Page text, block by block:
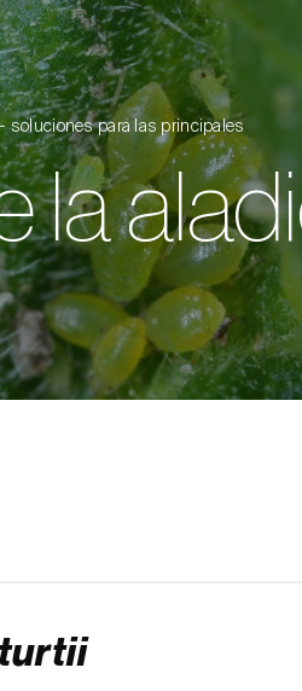
soluciones para las principales
la